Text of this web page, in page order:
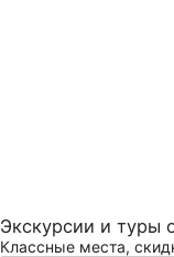
Экскурсии и туры
Классные места,